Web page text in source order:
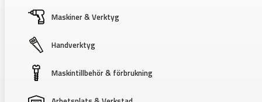
Maskiner & Verktyg
Handverktyg
Maskintillbehör & förbrukning